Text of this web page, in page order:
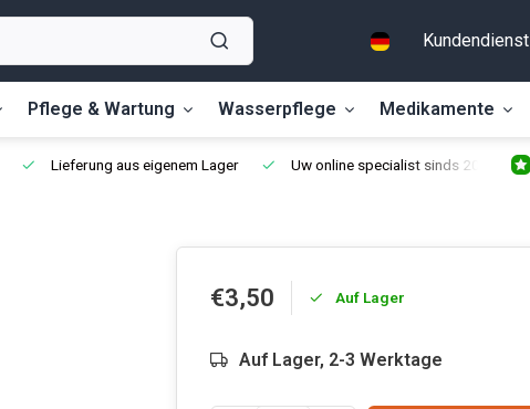
Kundendienst
Pflege & Wartung Wasserpflege Medikamente
Lieferung aus eigenem Lager Uw online specialist sinds 2014
€3,50 Auf Lager
Auf Lager, 2-3 Werktage